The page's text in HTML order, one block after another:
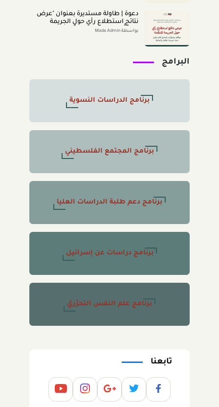
دعوة | طاولة مستديرة بعنوان "عرض
نتائج استطلاع رأي حول الجريمة
المنظَّمة- مواقف وتصوُّرات المجتمع
بواسطة Mada Admin
البرامج
برنامج الدراسات النسوية
برنامج المجتمع الفلسطيني
برنامج دعم طلبة الدراسات العليا
برنامج دراسات عن إسرائيل
برنامج علم النفس التحرّريّ
تابعنا